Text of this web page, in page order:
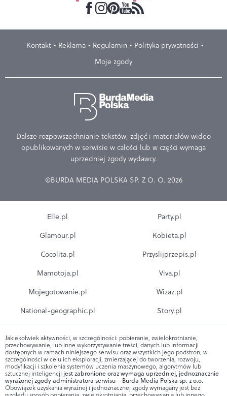
Kontakt Reklama Regulamin
Polityka prywatności
Moje zgody
Dalsze rozpowszechnianie tekstów, zdjęć i materiałów wideo
opublikowanych w serwisie w całości lub w części wymaga
uprzedniej zgody wydawcy.
©BURDA MEDIA POLSKA SP. Z O. O. 2026
Elle.pl
Glamour.pl
Cocolita.pl
Mamotoja.pl
Mojegotowanie.pl
National-geographic.pl
Party.pl
Kobieta.pl
Przyslijprzepis.pl
Viva.pl
Wizaz.pl
Story.pl
Jakiekolwiek aktywności, w szczególności: pobieranie, zwielokrotnianie,
przechowywanie, lub inne wykorzystywanie treści, danych lub informacji
dostępnych w ramach niniejszego serwisu oraz wszystkich jego podstron, w
szczególności w celu ich eksploracji, zmierzającej do tworzenia, rozwoju,
modyfikacji i szkolenia systemów uczenia maszynowego, algorytmów lub
sztucznej inteligencji jest zabronione oraz wymaga uprzedniej, jednoznacznie
wyrażonej zgody administratora serwisu – Burda Media Polska sp. z o.o.
Obowiązek uzyskania wyraźnej i jednoznacznej zgody wymagany jest bez